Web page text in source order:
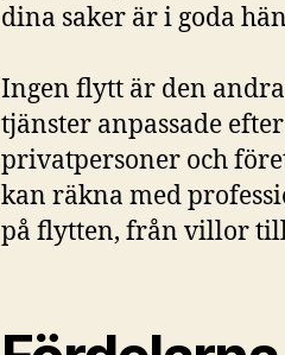
dina saker är i goda
Ingen flytt är den
tjänster anpassade
privatpersoner och
kan räkna med
på flytten, från villor till